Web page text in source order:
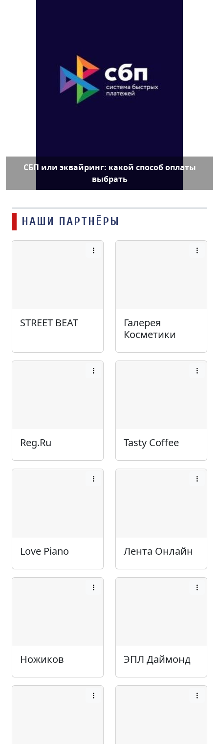
СБП или эквайринг: какой способ оплаты
выбрать
НАШИ ПАРТНЁРЫ
STREET BEAT
Галерея
Косметики
Reg.Ru Tasty Coffee
Love Piano Лента Онлайн
Ножиков ЭПЛ Даймонд